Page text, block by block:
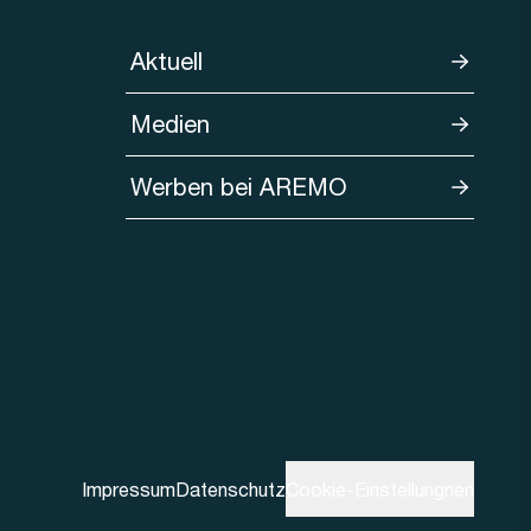
Aktuell
Medien
Werben bei AREMO
ImpressumDatenschutz